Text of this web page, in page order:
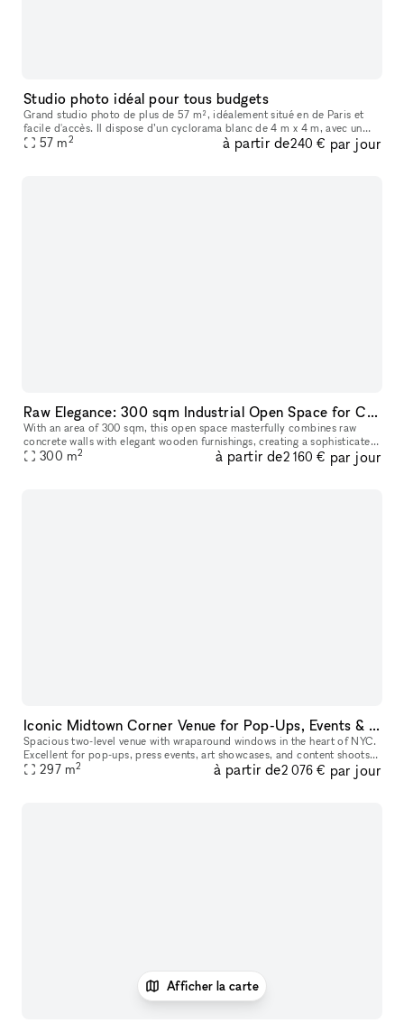
Studio photo idéal pour tous budgets
Grand studio photo de plus de 57 m², idéalement situé en de Paris et
facile d'accès. Il dispose d’un cyclorama blanc de 4 m x 4 m, avec un
recul de plus de 8 mètres. (Changement de couleur possible s
57 m2 à partir de240 € par jour
Raw Elegance: 300 sqm Industrial Open Space for Creative Projects, Showrooms and more.
With an area of 300 sqm, this open space masterfully combines raw
concrete walls with elegant wooden furnishings, creating a sophisticated
industrial atmosphere. Located in a prime position, it is th
300 m2 à partir de2 160 € par jour
Iconic Midtown Corner Venue for Pop-Ups, Events & Activations
Spacious two-level venue with wraparound windows in the heart of NYC.
Excellent for pop-ups, press events, art showcases, and content shoots.
Clean, bright, and easy to customize. Located right by He
297 m2 à partir de2 076 € par jour
Afficher la carte